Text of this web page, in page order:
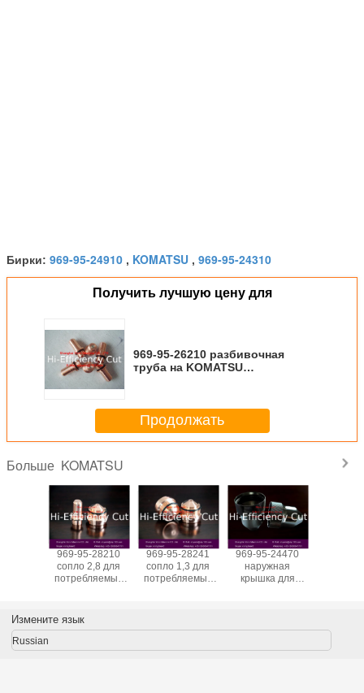
Бирки: 969-95-24910 , KOMATSU , 969-95-24310
Получить лучшую цену для
969-95-26210 разбивочная
труба на KOMATSU
Продолжать
Больше KOMATSU
для
60KW
969-95-28210
сопло 2,8 для
потребляемых
резки плазмы
KOMATSU 60KW
969-95-28241
сопло 1,3 для
потребляемых
KOMATSU 60KW
969-95-24470
наружная
крышка для
резки плазмы
Измените язык
Russian